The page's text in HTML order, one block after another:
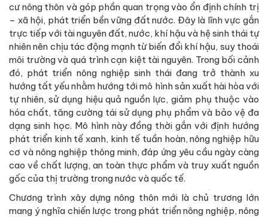
cư nông thôn và góp phần quan trọng vào ổn định chính trị
– xã hội, phát triển bền vững đất nước. Đây là lĩnh vực gắn
trực tiếp với tài nguyên đất, nước, khí hậu và hệ sinh thái tự
nhiên nên chịu tác động mạnh từ biến đổi khí hậu, suy thoái
môi trường và quá trình cạn kiệt tài nguyên. Trong bối cảnh
đó, phát triển nông nghiệp sinh thái đang trở thành xu
hướng tất yếu nhằm hướng tới mô hình sản xuất hài hòa với
tự nhiên, sử dụng hiệu quả nguồn lực, giảm phụ thuộc vào
hóa chất, tăng cường tái sử dụng phụ phẩm và bảo vệ đa
dạng sinh học. Mô hình này đồng thời gắn với định hướng
phát triển kinh tế xanh, kinh tế tuần hoàn, nông nghiệp hữu
cơ và nông nghiệp thông minh, đáp ứng yêu cầu ngày càng
cao về chất lượng, an toàn thực phẩm và truy xuất nguồn
gốc của thị trường trong nước và quốc tế.
Chương trình xây dựng nông thôn mới là chủ trương lớn
mang ý nghĩa chiến lược trong phát triển nông nghiệp, nông